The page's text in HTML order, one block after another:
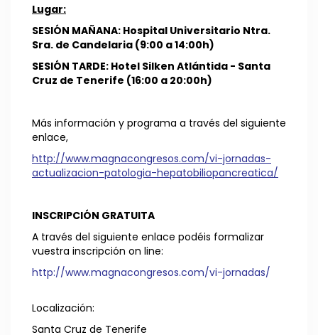
Lugar:
SESIÓN MAÑANA: Hospital Universitario Ntra.
Sra. de Candelaria (9:00 a 14:00h)
SESIÓN TARDE: Hotel Silken Atlántida - Santa
Cruz de Tenerife (16:00 a 20:00h)
Más información y programa a través del siguiente
enlace,
http://www.magnacongresos.com/vi-jornadas-
actualizacion-patologia-hepatobiliopancreatica/
INSCRIPCIÓN GRATUITA
A través del siguiente enlace podéis formalizar
vuestra inscripción on line:
http://www.magnacongresos.com/vi-jornadas/
Localización:
Santa Cruz de Tenerife